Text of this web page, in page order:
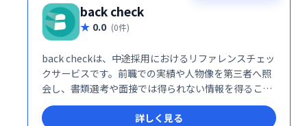
back check
0.0 (0件)
back checkは、中途採用におけるリファレンスチェッ
クサービスです。前職での実績や人物像を第三者へ照
会し、書類選考や面接では得られない情報を得ること
ができます。採用リスクの軽減に繋がるため、より最
適な人材を採用したい企業におすすめです。
詳しく見る